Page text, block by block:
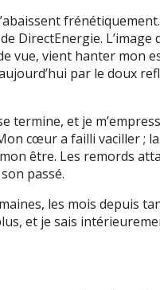
DirectEnergie.
vue, vient hanter mon
par le doux
termine, et je
cœur a failli vaciller ;
être. Les remords
passé.
les mois depuis
et je sais